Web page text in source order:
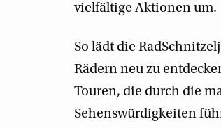
vielfältige Aktionen um.
So lädt die
Rädern neu zu
Touren, die durch die
Sehenswürdigkeiten